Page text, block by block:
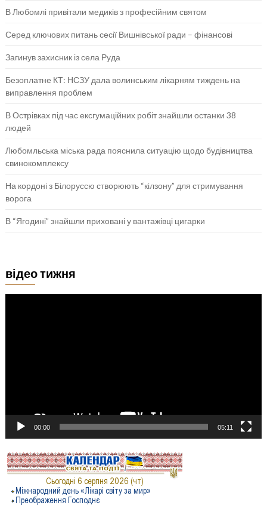
В Любомлі привітали медиків з професійним святом
Серед ключових питань сесії Вишнівської ради – фінансові
Загинув захисник із села Руда
Безоплатне КТ: НСЗУ дала волинським лікарням тиждень на
виправлення проблем
В Острівках під час ексгумаційних робіт знайшли останки 38
людей
Любомльська міська рада пояснила ситуацію щодо будівництва
свинокомплексу
На кордоні з Білоруссю створюють “кілзону” для стримування
ворога
В “Ягодині” знайшли приховані у вантажівці цигарки
відео тижня
00:00 05:11